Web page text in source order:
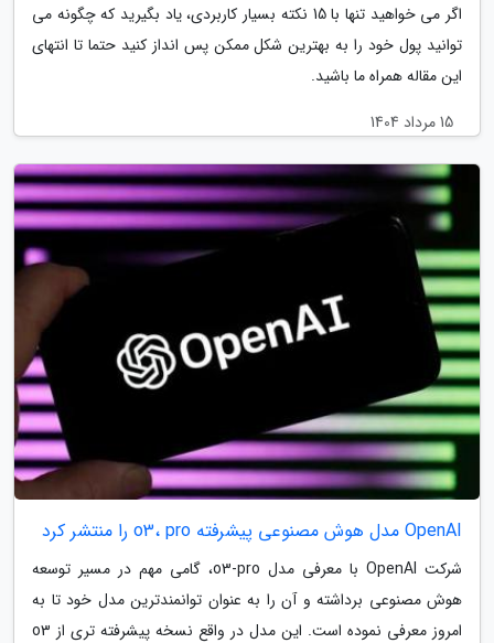
اگر می خواهید تنها با 15 نکته بسیار کاربردی، یاد بگیرید که چگونه می
توانید پول خود را به بهترین شکل ممکن پس انداز کنید حتما تا انتهای
این مقاله همراه ما باشید.
15 مرداد 1404
OpenAI مدل هوش مصنوعی پیشرفته o3، pro را منتشر کرد
شرکت OpenAI با معرفی مدل o3-pro، گامی مهم در مسیر توسعه
هوش مصنوعی برداشته و آن را به عنوان توانمندترین مدل خود تا به
امروز معرفی نموده است. این مدل در واقع نسخه پیشرفته تری از o3